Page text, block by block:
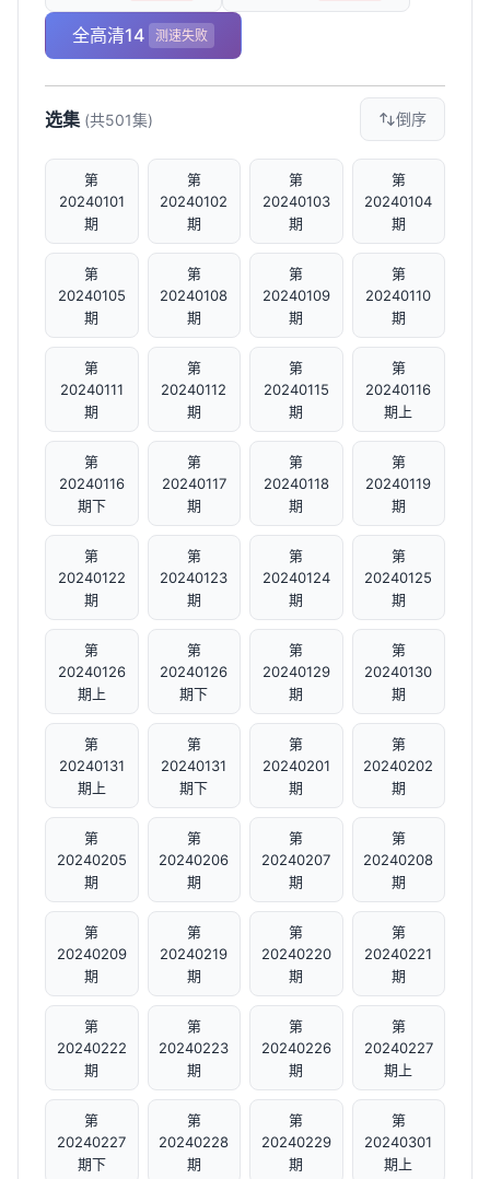
全高清14 测速失败
选集 (共501集) 倒序
第
20240101
期
第
20240102
期
第
20240103
期
第
20240104
期
第
20240105
期
第
20240108
期
第
20240109
期
第
20240110
期
第
20240111
期
第
20240112
期
第
20240115
期
第
20240116
期上
第
20240116
期下
第
20240117
期
第
20240118
期
第
20240119
期
第
20240122
期
第
20240123
期
第
20240124
期
第
20240125
期
第
20240126
期上
第
20240126
期下
第
20240129
期
第
20240130
期
第
20240131
期上
第
20240131
期下
第
20240201
期
第
20240202
期
第
20240205
期
第
20240206
期
第
20240207
期
第
20240208
期
第
20240209
期
第
20240219
期
第
20240220
期
第
20240221
期
第
20240222
期
第
20240223
期
第
20240226
期
第
20240227
期上
第
20240227
期下
第
20240228
期
第
20240229
期
第
20240301
期上